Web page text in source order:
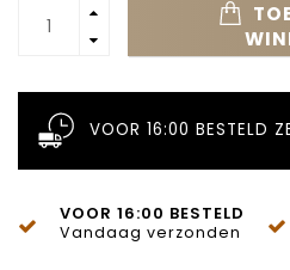
VOOR 16:00 BESTELD
VOOR 16:00 BESTELD
Vandaag verzonden